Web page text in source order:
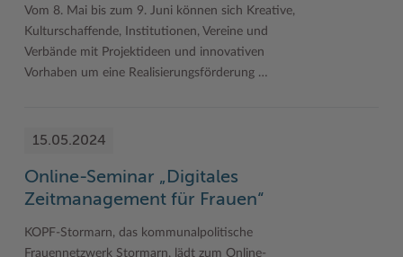
Vom 8. Mai bis zum 9. Juni können sich Kreative,
Kulturschaffende, Institutionen, Vereine und
Verbände mit Projektideen und innovativen
Vorhaben um eine Realisierungsförderung …
15.05.2024
Online-Seminar „Digitales
Zeitmanagement für Frauen“
KOPF-Stormarn, das kommunalpolitische
Frauennetzwerk Stormarn, lädt zum Online-